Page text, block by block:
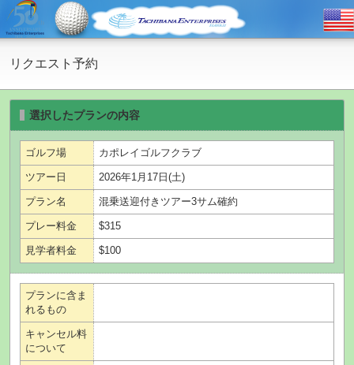
リクエスト予約
選択したプランの内容
ゴルフ場 カポレイゴルフクラブ
ツアー日 2026年1月17日(土)
プラン名 混乗送迎付きツアー3サム確約
プレー料金 $315
見学者料金 $100
プランに含ま
れるもの
キャンセル料
について